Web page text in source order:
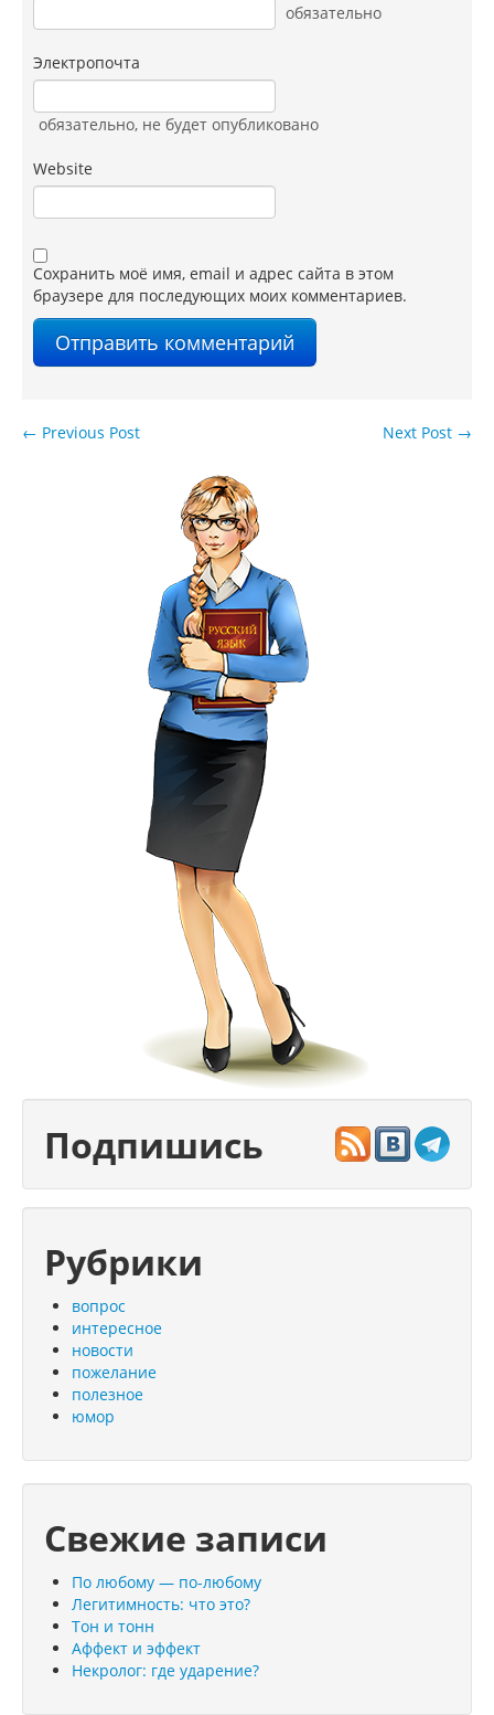
обязательно
Электропочта
обязательно, не будет опубликовано
Website
Сохранить моё имя, email и адрес сайта в этом
браузере для последующих моих комментариев.
Next Post →
← Previous Post
Подпишись
Рубрики
вопрос
интересное
новости
пожелание
полезное
юмор
Свежие записи
По любому — по-любому
Легитимность: что это?
Тон и тонн
Аффект и эффект
Некролог: где ударение?